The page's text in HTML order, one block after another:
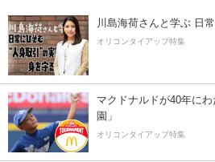
川島海荷さんと学ぶ 日
オリコンタイアップ特集
マクドナルドが40年に
園」
オリコンタイアップ特集